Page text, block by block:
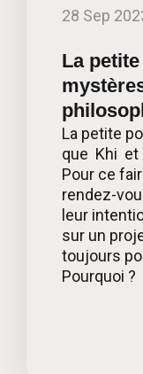
28 Sep
La
La petite
que Khi et
Pour ce
rendez-
leur
sur un
toujours
Pourquoi ?